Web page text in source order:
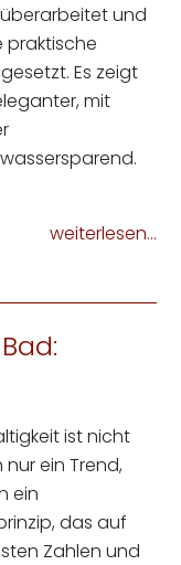
und
praktische
Es zeigt
mit
weiterlesen...
ist nicht
ein Trend,
ein
das auf
Zahlen und